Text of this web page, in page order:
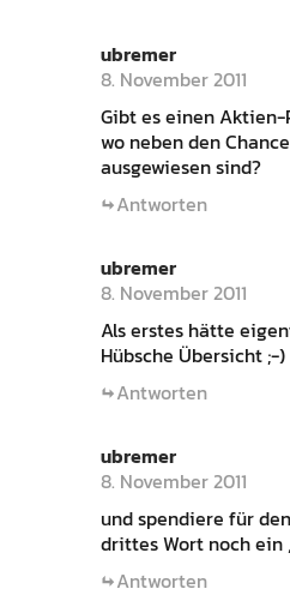
ubremer
8. November 2011
Gibt es einen
wo neben den
ausgewiesen sind?
Antworten
ubremer
8. November 2011
Als erstes hätte
Hübsche Übersicht ;-)
Antworten
ubremer
8. November 2011
und spendiere für
drittes Wort noch ein
Antworten